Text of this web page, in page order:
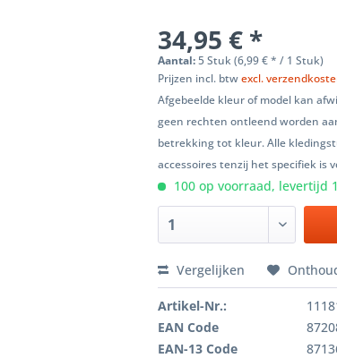
34,95 € *
Aantal:5 Stuk (6,99 € * / 1 Stuk)
Prijzen incl. btwexcl.
Afgebeelde kleur of model kan
geen rechten ontleend worden
betrekking tot kleur. Alle
accessoires tenzij het specifiek is
100 op voorraad, levertijd
Vergelijken
Artikel-Nr.:
EAN Code
EAN-13 Code